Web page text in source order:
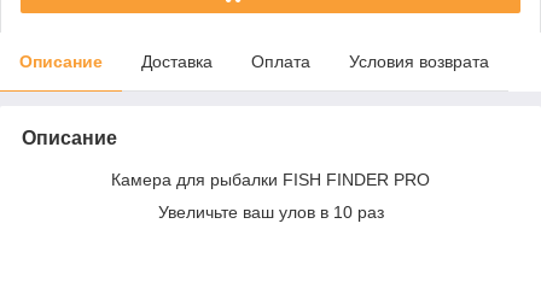
Описание Доставка Оплата Условия возврата
Описание
Камера для рыбалки FISH FINDER PRO
Увеличьте ваш улов в 10 раз